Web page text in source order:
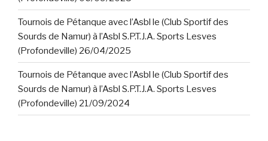
Tournois de Pétanque avec l’Asbl le (Club Sportif des
Sourds de Namur) à l’Asbl S.P.T.J.A. Sports Lesves
(Profondeville) 26/04/2025
Tournois de Pétanque avec l’Asbl le (Club Sportif des
Sourds de Namur) à l’Asbl S.P.T.J.A. Sports Lesves
(Profondeville) 21/09/2024